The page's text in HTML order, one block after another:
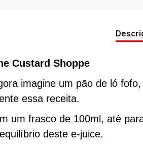
Custard Shoppe
imagine um pão de ló
essa receita.
um frasco de 100ml, até
deste e-juice.